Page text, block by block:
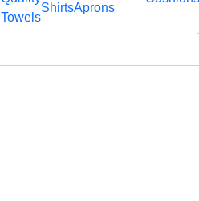
Towels
ShirtsAprons